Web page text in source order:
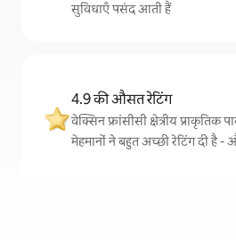
सुविधाएँ पसंद आती हैं
4.9 की औसत रेटिंग
वेक्सिन फ्रांसीसी क्षेत्रीय प्राकृतिक
मेहमानों ने बहुत अच्छी रेटिंग दी है